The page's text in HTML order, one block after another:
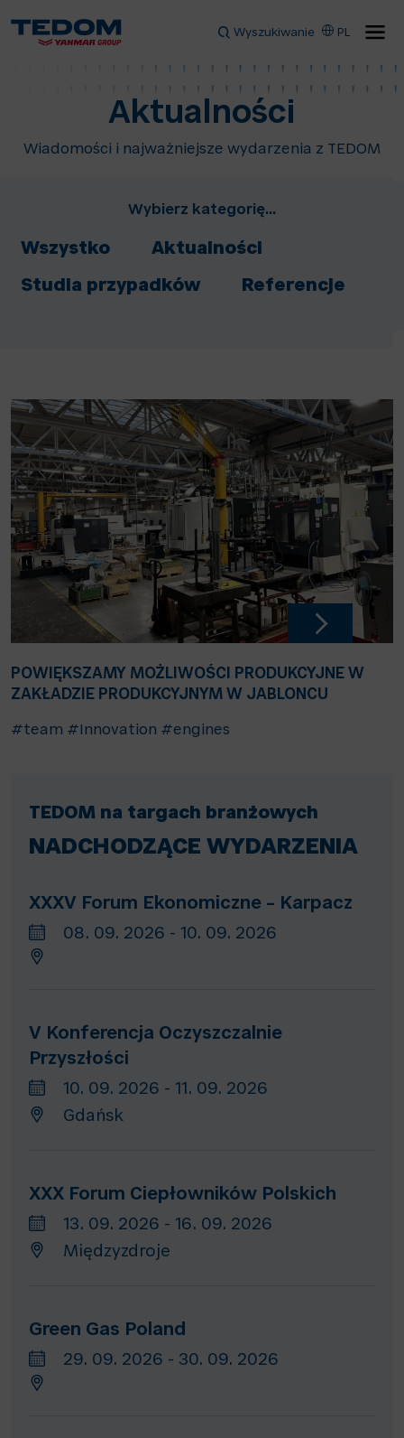
Wyszukiwanie PL
Aktualności
Wiadomości i najważniejsze wydarzenia z TEDOM
Wybierz kategorię...
Wszystko Aktualności
Studia przypadków Referencje
POWIĘKSZAMY MOŻLIWOŚCI PRODUKCYJNE W
ZAKŁADZIE PRODUKCYJNYM W JABLONCU
#team #Innovation #engines
TEDOM na targach branżowych
NADCHODZĄCE WYDARZENIA
XXXV Forum Ekonomiczne – Karpacz
08. 09. 2026 - 10. 09. 2026
V Konferencja Oczyszczalnie
Przyszłości
10. 09. 2026 - 11. 09. 2026
Gdańsk
XXX Forum Ciepłowników Polskich
13. 09. 2026 - 16. 09. 2026
Międzyzdroje
Green Gas Poland
29. 09. 2026 - 30. 09. 2026